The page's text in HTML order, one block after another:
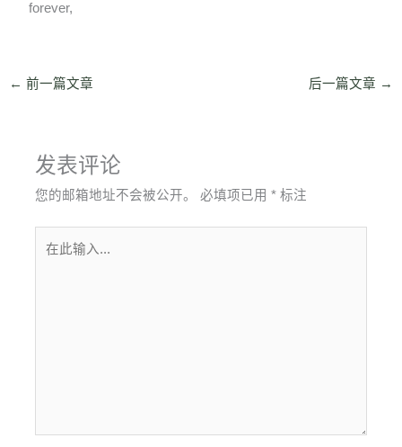
forever,
← 前一篇文章 后一篇文章 →
发表评论
您的邮箱地址不会被公开。 必填项已用* 标注